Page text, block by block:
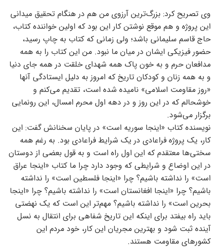
وی تصریح کرد: بزرگ‌ترین آرزوی من هم در هنگام تحقیق میدانی
این پروژه و هم موقع نوشتن کار این بود که اولین خواننده کتاب،
حاج قاسم سلیمانی باشد؛ ولی زمانی که کتاب به چاپ رسید،
حضور فیزیکی ایشان در میان ما نبود. من این کتاب را به همه
مدافعان حرم و به خون پاک همه شهدای خلقت در همه جای دنیا
و به همه زنان و کودکان تاریخ که امروز به دلیل ایستادگی آنها
«روز مقاومت اسلامی» نامیده شده است، تقدیم می‌کنم و
خوشحالم که در این روز و در دهه اول محرم امسال، این رونمایی
برگزار می‌شود.
نویسنده کتاب «اینجا سوریه است» در پایان سخنانش گفت: این
کار، یک پروژه فراعادی در یک شرایط فراعادی بود. به رغم همه
سختی‌ها معتقدم که این اول راه است و به قول بعضی از دوستان
در این اوضاع و شرایطی که وجود دارد چرا ما کتاب «اینجا عراق
است» را نداشته باشیم؟ چرا «اینجا فلسطین است» را نداشته
باشیم؟ چرا «اینجا افغانستان است» را نداشته باشیم؟ چرا «اینجا
بحرین است» را نداشته باشیم؟ مهم‌تر این است که یک نهضتی
باید راه بیفتد برای اینکه این تاریخ شفاهی برای انتقال به نسل
آینده ثبت شود و بهترین مجریان این کار، خود مردم این
کشورهای مقاومت هستند.